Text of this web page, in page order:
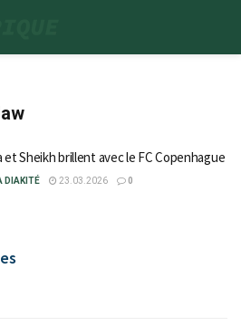
et Sheikh brillent avec le FC Copenhague
DIAKITÉ 23.03.2026 0